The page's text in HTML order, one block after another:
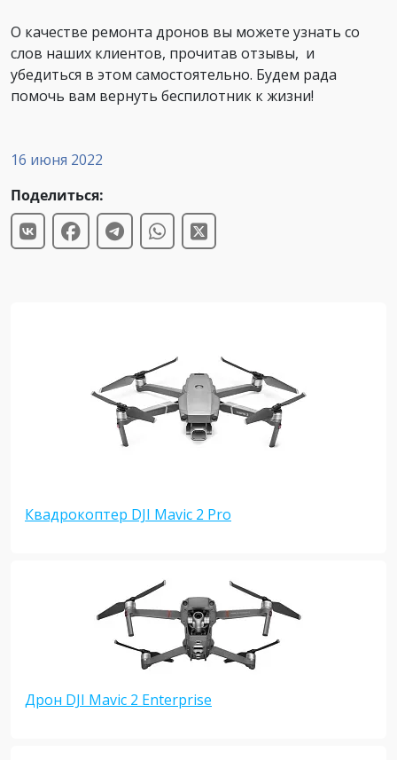
16 июня 2022
Поделиться:
Квадрокоптер DJI Mavic 2 Pro
Дрон DJI Mavic 2 Enterprise
О качестве ремонта дронов вы можете узнать со
слов наших клиентов, прочитав отзывы, и
убедиться в этом самостоятельно. Будем рада
помочь вам вернуть беспилотник к жизни!